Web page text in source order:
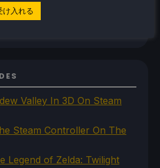
Valley In 3D On Steam
Steam Controller On The
Legend of Zelda: Twilight
け入れる